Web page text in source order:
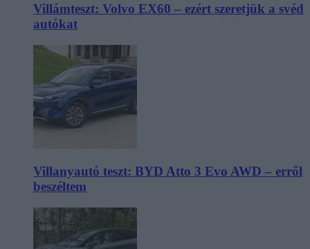
Villámteszt: Volvo EX60 – ezért szeretjük a svéd
autókat
Villanyautó teszt: BYD Atto 3 Evo AWD – erről
beszéltem